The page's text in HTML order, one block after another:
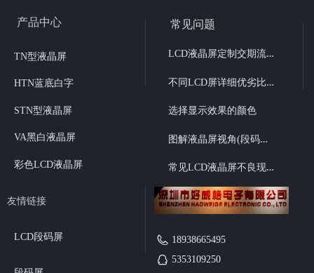
18938665495
5353109250
常见问题
L
CD液晶屏定制交期流程
不
同LCD屏详细优劣比较
选择显示效果的颜色
图
解液晶屏视角(段码液晶6点、12点视角选择）
常
见LCD液晶屏不良现象
友情链接
LCD段码屏
TN型液晶屏
HTN蓝底白字
STN型液晶屏
VA黑白液晶屏
彩色LCD液晶屏
产品中心